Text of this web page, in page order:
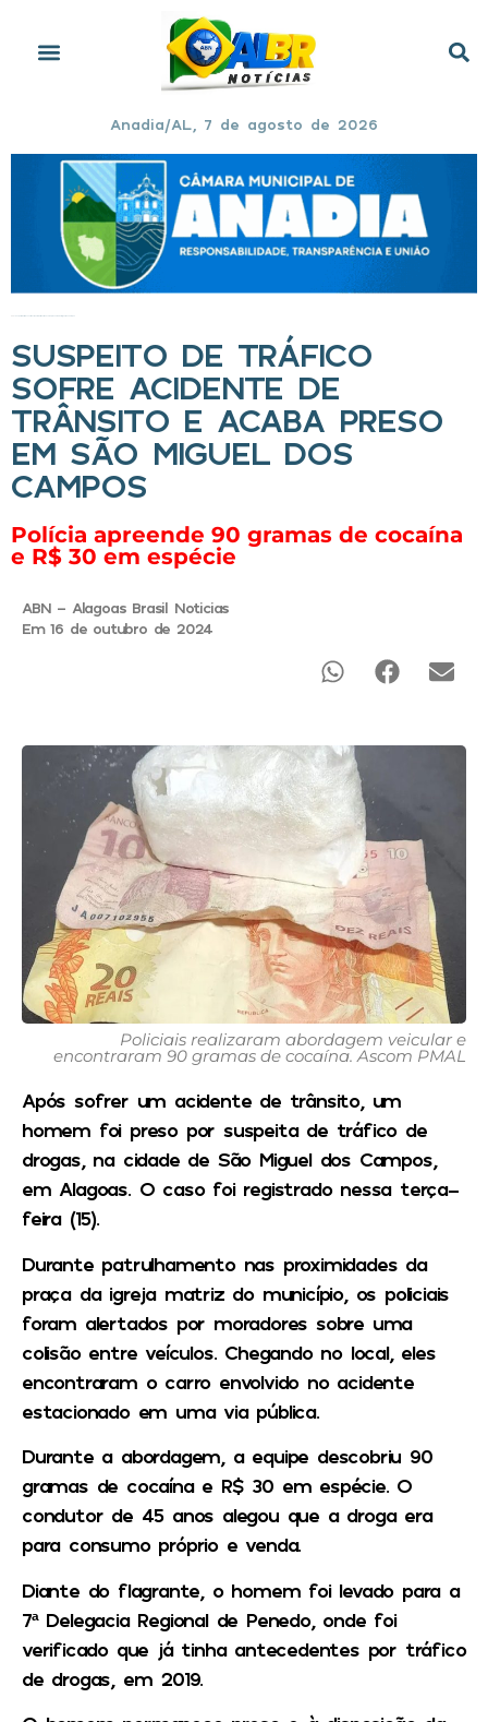
Anadia/AL, 7 de agosto de 2026
SUSPEITO DE TRÁFICO
SOFRE ACIDENTE DE
TRÂNSITO E ACABA PRESO
EM SÃO MIGUEL DOS
CAMPOS
Polícia apreende 90 gramas de cocaína
e R$ 30 em espécie
ABN - Alagoas Brasil Noticias
Em 16 de outubro de 2024
Policiais realizaram abordagem veicular e
encontraram 90 gramas de cocaína. Ascom PMAL
Após sofrer um acidente de trânsito, um
homem foi preso por suspeita de tráfico de
drogas, na cidade de São Miguel dos Campos,
em Alagoas. O caso foi registrado nessa terça-
feira (15).
Durante patrulhamento nas proximidades da
praça da igreja matriz do município, os policiais
foram alertados por moradores sobre uma
colisão entre veículos. Chegando no local, eles
encontraram o carro envolvido no acidente
estacionado em uma via pública.
Durante a abordagem, a equipe descobriu 90
gramas de cocaína e R$ 30 em espécie. O
condutor de 45 anos alegou que a droga era
para consumo próprio e venda.
Diante do flagrante, o homem foi levado para a
7ª Delegacia Regional de Penedo, onde foi
verificado que já tinha antecedentes por tráfico
de drogas, em 2019.